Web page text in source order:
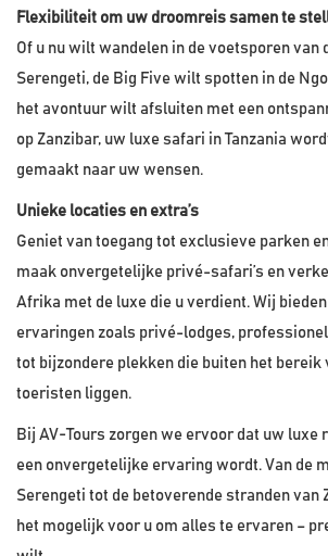
Flexibiliteit om uw droomreis samen te
Of u nu wilt wandelen in de voetsporen van
Serengeti, de Big Five wilt spotten in de
het avontuur wilt afsluiten met een
op Zanzibar, uw luxe safari in Tanzania
gemaakt naar uw wensen.
Unieke locaties en extra’s
Geniet van toegang tot exclusieve parken
maak onvergetelijke privé-safari’s en
Afrika met de luxe die u verdient. Wij
ervaringen zoals privé-lodges,
tot bijzondere plekken die buiten het bereik
toeristen liggen.
Bij AV-Tours zorgen we ervoor dat uw luxe
een onvergetelijke ervaring wordt. Van de
Serengeti tot de betoverende stranden van
het mogelijk voor u om alles te ervaren –